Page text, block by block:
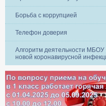
Борьба с коррупцией
Телефон доверия
Алгоритм деятельности
новой коронавирусной